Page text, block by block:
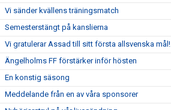
Vi sänder kvällens träningsmatch
Semesterstängt på kanslierna
Vi gratulerar Assad till sitt första allsvenska mål!
Ängelholms FF förstärker inför hösten
En konstig säsong
Meddelande från en av våra sponsorer